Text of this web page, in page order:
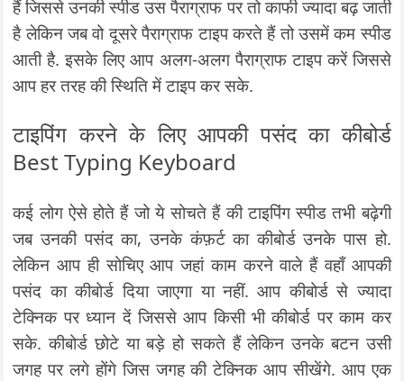
हैं जिससे उनकी स्पीड उस पैराग्राफ पर तो काफी ज्यादा बढ़ जाती
है लेकिन जब वो दूसरे पैराग्राफ टाइप करते हैं तो उसमें कम स्पीड
आती है. इसके लिए आप अलग-अलग पैराग्राफ टाइप करें जिससे
आप हर तरह की स्थिति में टाइप कर सके.
टाइपिंग करने के लिए आपकी पसंद का कीबोर्ड
Best Typing Keyboard
कई लोग ऐसे होते हैं जो ये सोचते हैं की टाइपिंग स्पीड तभी बढ़ेगी
जब उनकी पसंद का, उनके कंफ़र्ट का कीबोर्ड उनके पास हो.
लेकिन आप ही सोचिए आप जहां काम करने वाले हैं वहाँ आपकी
पसंद का कीबोर्ड दिया जाएगा या नहीं. आप कीबोर्ड से ज्यादा
टेक्निक पर ध्यान दें जिससे आप किसी भी कीबोर्ड पर काम कर
सके. कीबोर्ड छोटे या बड़े हो सकते हैं लेकिन उनके बटन उसी
जगह पर लगे होंगे जिस जगह की टेक्निक आप सीखेंगे. आप एक